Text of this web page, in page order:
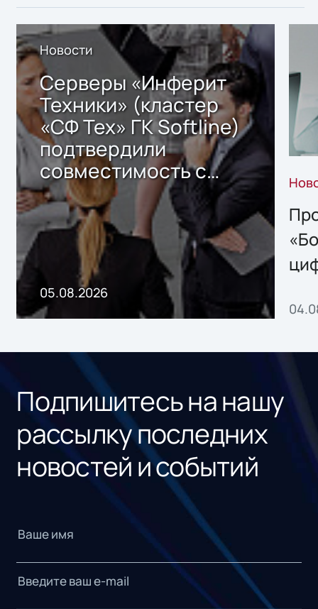
Новости
Серверы «Инферит
Техники» (кластер
«СФ Тех» ГК Softline)
подтвердили
совместимость с
решением Sharx
Storage 2.x для
хранения данных
05.08.2026
Подпишитесь на нашу
рассылку последних
новостей и событий